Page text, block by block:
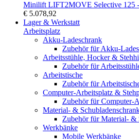
Minilift LIFT2MOVE Selective 125
€ 5.078,92
Lager & Werkstatt
Arbeitsplatz
Akku-Ladeschrank
Zubehör für Akku-
Arbeitsstühle, Hocker &
Zubehör für
Arbeitstische
Zubehör für
Computer-Arbeitsplatz &
Zubehör für Computer-
Material- &
Zubehör für Material- &
Werkbänke
Mobile Werkbänke